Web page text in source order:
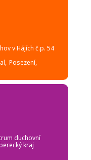
v Hájích č.p. 54
Posezení,
duchovní
kraj